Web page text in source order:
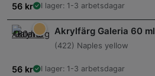
56 kr I lager: 1-3 arbetsdagar
Akrylfärg Galeria 60 ml
(422) Naples yellow
56 kr I lager: 1-3 arbetsdagar